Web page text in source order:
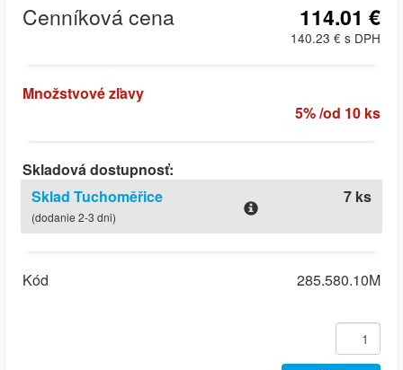
Cenníková cena 114.01 €
140.23 € s DPH
Množstvové zľavy
5% /od 10 ks
Skladová dostupnosť:
Sklad Tuchoměřice
(dodanie 2-3 dni)
7 ks
Kód 285.580.10M